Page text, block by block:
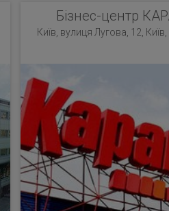
Бізнес-центр
Київ, вулиця Лугова, 12, Київ,